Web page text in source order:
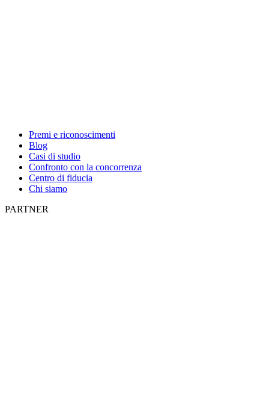
Premi e riconoscimenti
Blog
Casi di studio
Confronto con la concorrenza
Centro di fiducia
Chi siamo
PARTNER